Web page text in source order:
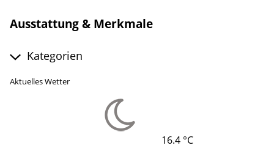
Aktuelles Wetter
16.4 °C
Ausstattung & Merkmale
Kategorien